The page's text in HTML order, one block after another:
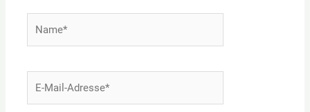
Mail-